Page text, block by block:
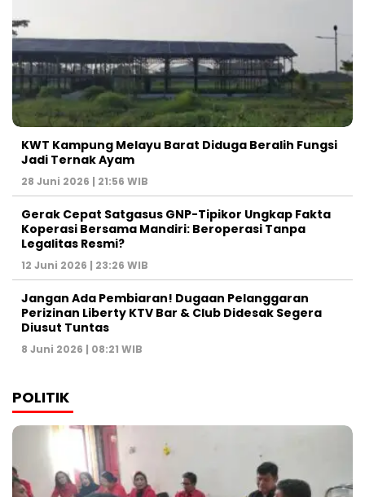
KWT Kampung Melayu Barat Diduga Beralih Fungsi
Jadi Ternak Ayam
28 Juni 2026 | 21:56 WIB
Gerak Cepat Satgasus GNP-Tipikor Ungkap Fakta
Koperasi Bersama Mandiri: Beroperasi Tanpa
Legalitas Resmi?
12 Juni 2026 | 23:26 WIB
Jangan Ada Pembiaran! Dugaan Pelanggaran
Perizinan Liberty KTV Bar & Club Didesak Segera
Diusut Tuntas
8 Juni 2026 | 08:21 WIB
POLITIK